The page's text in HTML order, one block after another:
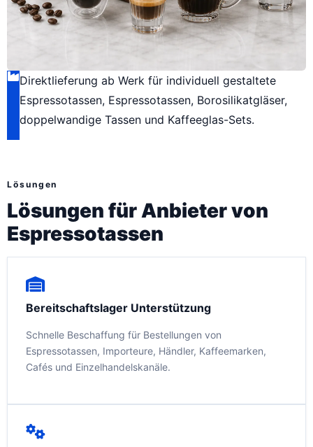
Direktlieferung ab Werk für individuell gestaltete
Espressotassen, Espressotassen, Borosilikatgläser,
doppelwandige Tassen und Kaffeeglas-Sets.
Lösungen
Lösungen für Anbieter von
Espressotassen
Bereitschaftslager Unterstützung
Schnelle Beschaffung für Bestellungen von
Espressotassen, Importeure, Händler, Kaffeemarken,
Cafés und Einzelhandelskanäle.